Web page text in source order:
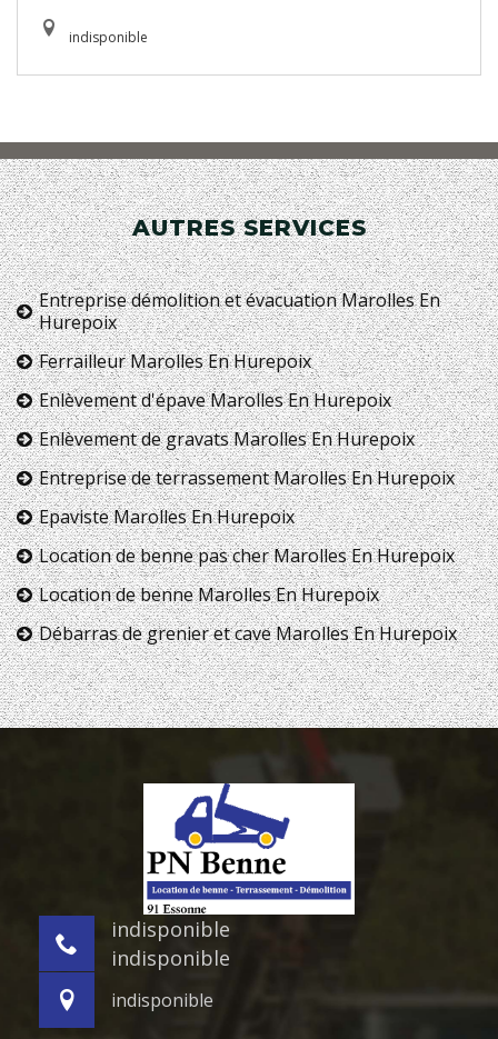
indisponible
AUTRES SERVICES
Entreprise démolition et évacuation Marolles En
Hurepoix
Ferrailleur Marolles En Hurepoix
Enlèvement d'épave Marolles En Hurepoix
Enlèvement de gravats Marolles En Hurepoix
Entreprise de terrassement Marolles En Hurepoix
Epaviste Marolles En Hurepoix
Location de benne pas cher Marolles En Hurepoix
Location de benne Marolles En Hurepoix
Débarras de grenier et cave Marolles En Hurepoix
indisponible
indisponible
indisponible